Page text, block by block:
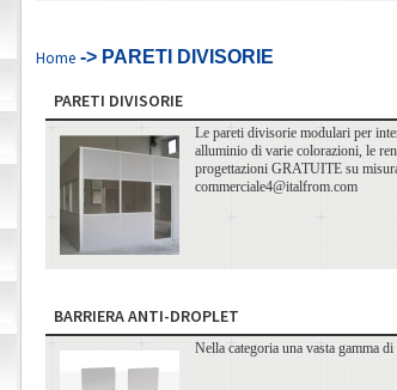
Home -> PARETI DIVISORIE
PARETI DIVISORIE
Le pareti divisorie modulari per
alluminio di varie colorazioni, le
progettazioni GRATUITE su
commerciale4@italfrom.com
BARRIERA ANTI-DROPLET
Nella categoria una vasta gamma